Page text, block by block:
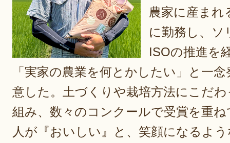
農家に産まれ
に勤務し、ソ
ISOの推進を
「実家の農業を何とかしたい」と一
意した。土づくりや栽培方法にこだ
組み、数々のコンクールで受賞を重
人が『おいしい』と、笑顔になるよ